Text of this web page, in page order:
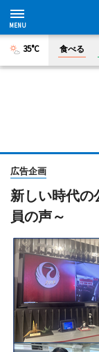
35°C 食べる
広告企画
新しい時代の
員の声～